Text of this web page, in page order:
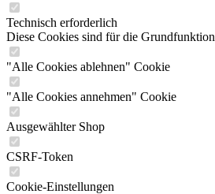
Technisch erforderlich
Diese Cookies sind für die
"Alle Cookies ablehnen" Cookie
"Alle Cookies annehmen" Cookie
Ausgewählter Shop
CSRF-Token
Cookie-Einstellungen